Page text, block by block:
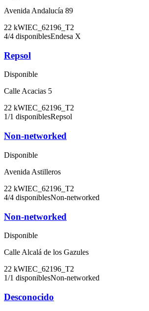
Avenida Andalucía 89
22 kWIEC_62196_T2
4/4 disponiblesEndesa X
Repsol
Disponible
Calle Acacias 5
22 kWIEC_62196_T2
1/1 disponiblesRepsol
Non-networked
Disponible
Avenida Astilleros
22 kWIEC_62196_T2
4/4 disponiblesNon-networked
Non-networked
Disponible
Calle Alcalá de los Gazules
22 kWIEC_62196_T2
1/1 disponiblesNon-networked
Desconocido